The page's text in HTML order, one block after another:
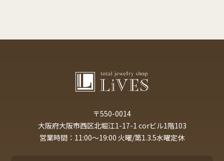
〒550-0014
大阪府大阪市西区北堀江1-17-1 corビル1階103
営業時間：11:00～19:00 火曜/第1.3.5水曜定休